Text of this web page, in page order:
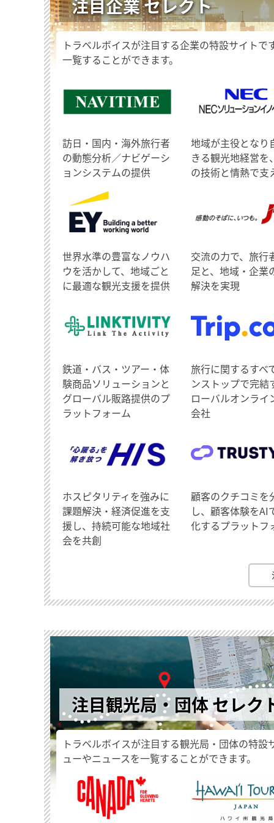
注目企業 セレクト
トラベルボイスが注目する企業の特設サイト
一覧することができます。
訪日・国内・海外旅行者
の動態分析／ナビゲーシ
ョンシステムの提供
地域が主役となり
きる観光地経営を
の技術と情熱で支
世界水準の豊富なノウハ
ウを活かして、地域ごと
に最適な観光支援を提供
交流の力で、旅行
足と、地域・企業
解決を実現
鉄道・バス・ツアー・体
験商品ソリューションと
グローバル販路提供のプ
ラットフォーム
旅行に関するすべ
ンストップで完結
ローバルオンライ
会社
ホスピタリティを強みに
課題解決・経済促進を支
援し、持続可能な地域社
会を共創
顧客のクチコミを
し、顧客体験をAI
化するプラットフ
注目観光局・団体 セレク
トラベルボイスが注目する観光局・団体の特
ューやニュースを一覧することができます。